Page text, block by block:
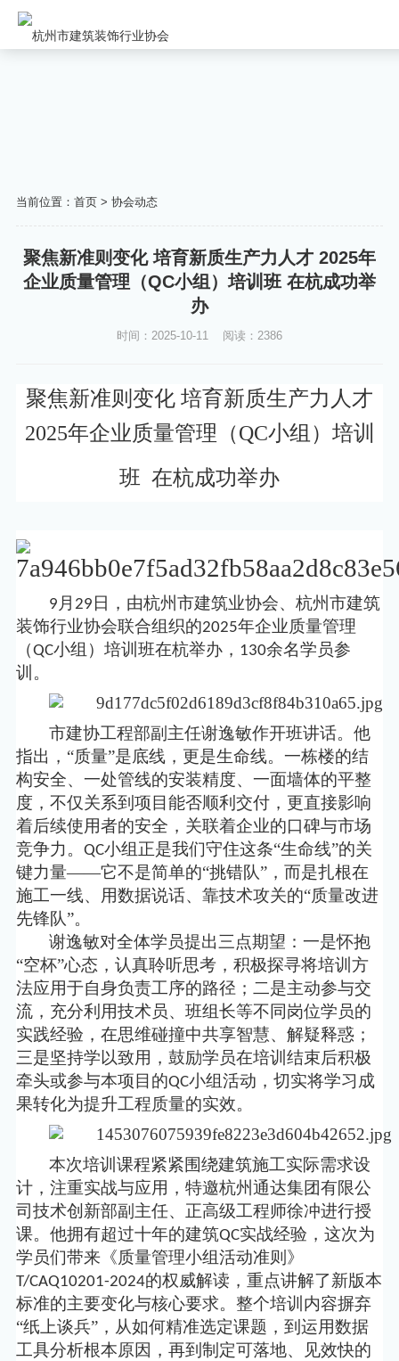
当前位置： 首页> 协会动态
聚焦新准则变化 培育新质生产力人才 2025年
企业质量管理（QC小组）培训班 在杭成功举
办
时间：2025-10-11 阅读：2386
聚焦新准则变化 培育新质生产力人才
2025年企业质量管理（QC小组）培训
班 在杭成功举办
9 月 29 日，由杭州市建筑业协会、杭州市建筑
装饰行业协会联合组织的2025年企业质量管理
（QC小组）培训班在杭举办， 130余名学员参
训 。
市建协工程部副主任谢逸敏作开班讲话。 他
指出 ， “质量”是底线，更是生命线。一栋楼的结
构安全、一处管线的安装精度、一面墙体的平整
度，不仅关系到项目能否顺利交付，更直接影响
着后续使用者的安全，关联着企业的口碑与市场
竞争力。 QC小组正是我们守住这条“生命线”的关
键力量——它不是简单的“挑错队”，而是扎根在
施工一线、用数据说话、靠技术攻关的“质量改进
先锋队”。
谢逸敏对全体学员提出三点期望：一是怀抱
“空杯”心态，认真聆听思考，积极探寻将培训方
法应用于自身负责工序的路径；二是主动参与交
流，充分利用技术员、班组长等不同岗位学员的
实践经验，在思维碰撞中共享智慧、解疑释惑；
三是坚持学以致用，鼓励学员在培训结束后积极
牵头或参与本项目的QC小组活动，切实将学习成
果转化为提升工程质量的实效。
本次培训课程紧紧围绕建筑施工实际需求设
计，注重实战与应用 ， 特邀杭州通达集团有限公
司技术创新部副主任、正高级工程师徐冲进行授
课。 他拥有超过十年的建筑QC实战经验， 这次为
学员们带来《质量管理小组活动准则》
T/CAQ10201-2024的权威解读，重点讲解了新版本
标准的主要变化与核心要求。整个培训内容摒弃
“纸上谈兵”，从如何精准选定课题，到运用数据
工具分析根本原因，再到制定可落地、见效快的